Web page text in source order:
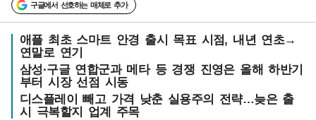
구글에서 선호하는 매체로 추가
애플 최초 스마트 안경 출시 목표 시점, 내년 연초→
연말로 연기
삼성·구글 연합군과 메타 등 경쟁 진영은 올해 하반기
부터 시장 선점 시동
디스플레이 빼고 가격 낮춘 실용주의 전략…늦은 출
시 극복할지 업계 주목